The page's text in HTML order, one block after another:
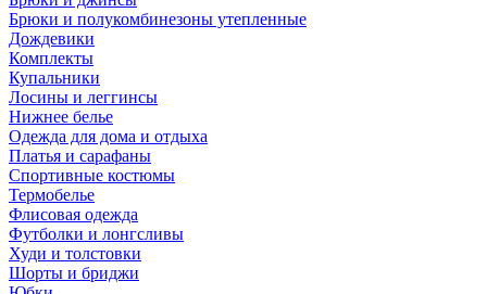
Брюки и полукомбинезоны утепленные
Дождевики
Комплекты
Купальники
Лосины и леггинсы
Нижнее белье
Одежда для дома и отдыха
Платья и сарафаны
Спортивные костюмы
Термобелье
Флисовая одежда
Футболки и лонгсливы
Худи и толстовки
Шорты и бриджи